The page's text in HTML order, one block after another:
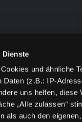
Dienste
und ähnliche
Daten (z.B.: IP-
uns helfen, diese
„Alle zulassen“
als auch den